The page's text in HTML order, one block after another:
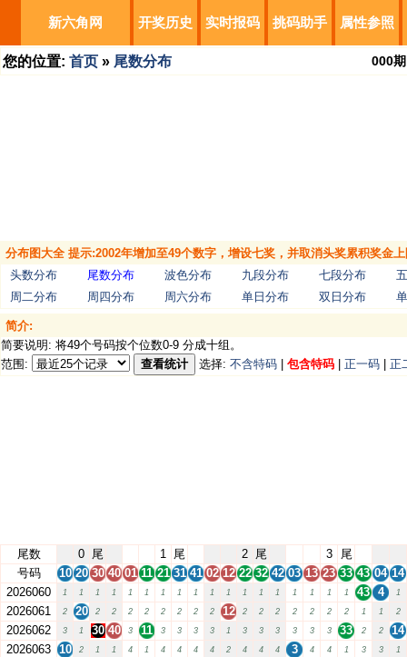
新六角网 开奖历史 实时报码 挑码助手 属性参照
您的位置: 首页 » 尾数分布 000期
分布图大全 提示:2002年增加至49个数字，增设七奖，并取消头奖累积奖金
头数分布
尾数分布 波色分布 九段分布 七段分布
周二分布
周四分布 周六分布 单日分布 双日分布
简介:
简要说明: 将49个号码按个位数0-9 分成十组。
范围:
查看统计 选择: 不含特码 包含特码 正一码 正
尾数 0 尾 1 尾 2 尾 3
尾
号码
10 20 30 40 01 11 21 31 41 02 12 22 32 42 03 13 23 33 43 04 14
2026060
1 1 1 1 1 1 1 1 1 1 1 1 1 1 1 1 1 1 43 4 1
2026061 2 20 2 2 2 2 2 2 2 2 12 2 2 2 2 2 2 2 1 1 2
2026062 3 1 30 40 3 11 3 3 3 3 1 3 3 3 3 3 3 33 2 2
14
2026063 10 2 1 1 4 1 4 4 4 4 2 4 4 4 3 4 4 1 3 3 1